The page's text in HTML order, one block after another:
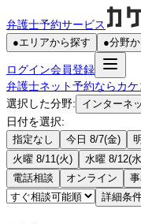
弁護士予約サービス
●エリアから探す ●分野
ログイン会員登録
弁護士ネット予約ならカ
選択した分野:
インターネ
日付を選択:
指定なし 今日 8/7(金)
火曜 8/11(火)
水曜 8/12(
電話相談
オンライン
詳細条